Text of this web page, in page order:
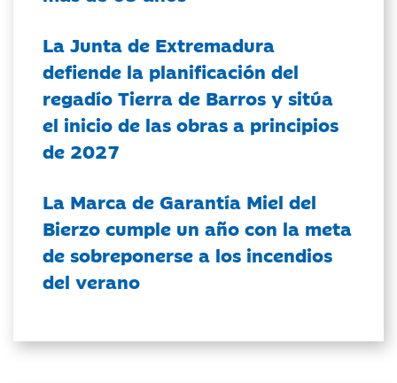
La Junta de Extremadura
defiende la planificación del
regadío Tierra de Barros y sitúa
el inicio de las obras a principios
de 2027
La Marca de Garantía Miel del
Bierzo cumple un año con la meta
de sobreponerse a los incendios
del verano